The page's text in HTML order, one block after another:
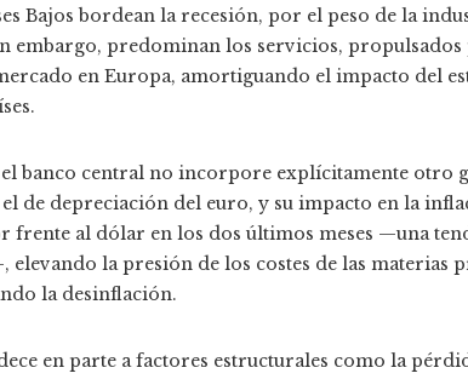
Bajos bordean la recesión, por el peso de la
embargo, predominan los servicios,
en Europa, amortiguando el impacto del
banco central no incorpore explícitamente otro
de depreciación del euro, y su impacto en la
frente al dólar en los dos últimos meses —una
elevando la presión de los costes de las materias
la desinflación.
en parte a factores estructurales como la